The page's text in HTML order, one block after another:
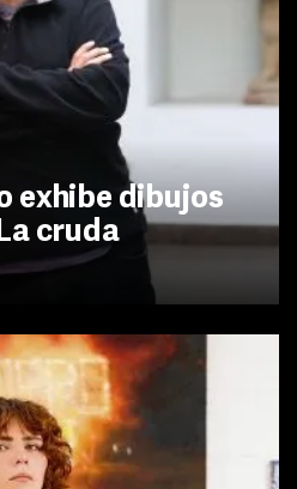
exhibe dibujos
cruda